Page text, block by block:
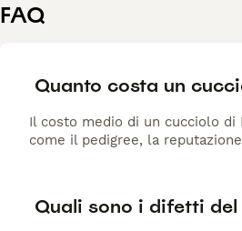
FAQ
Quanto costa un
Il costo medio di un cucciolo di
come il pedigree, la
Quali sono i difetti del